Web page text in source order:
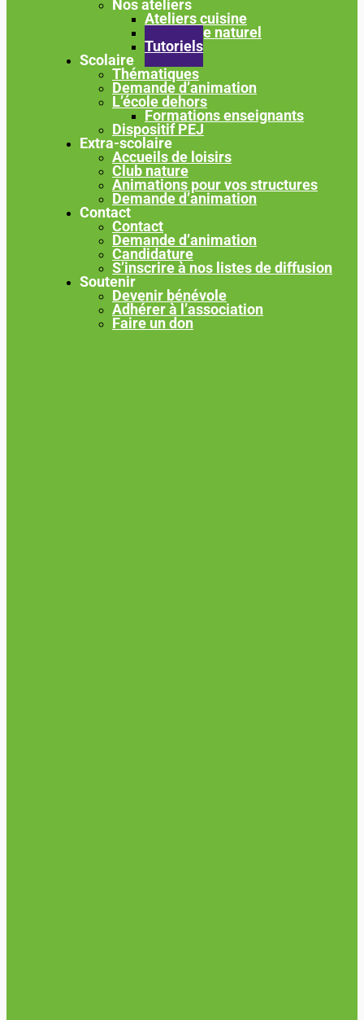
Nos ateliers
Ateliers cuisine
Jardinage naturel
Tutoriels
Scolaire
Thématiques
Demande d’animation
L’école dehors
Formations enseignants
Dispositif PEJ
Extra-scolaire
Accueils de loisirs
Club nature
Animations pour vos structures
Demande d’animation
Contact
Contact
Demande d’animation
Candidature
S’inscrire à nos listes de diffusion
Soutenir
Devenir bénévole
Adhérer à l’association
Faire un don